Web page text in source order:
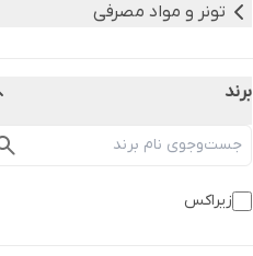
تونر و مواد مصرفی
برند
زیراکس